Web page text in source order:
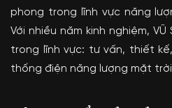
phong trong lĩnh vực năng
Với nhiều năm kinh nghiệm, VŨ
trong lĩnh vực: tư vấn, thiết
thống điện năng lượng mặt